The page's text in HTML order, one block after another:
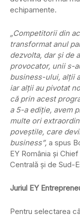
echipamente.
„Competitorii din
transformat anul
dezvolta, dar şi de
provocator, unii s-
business-ului, alţii
iar alţii au pivotat
că prin acest
a 5-a ediţie, avem
multe ori
poveştile, care
business”, a spus
EY România și
Centrală și de Sud-
Juriul EY
Pentru selectarea